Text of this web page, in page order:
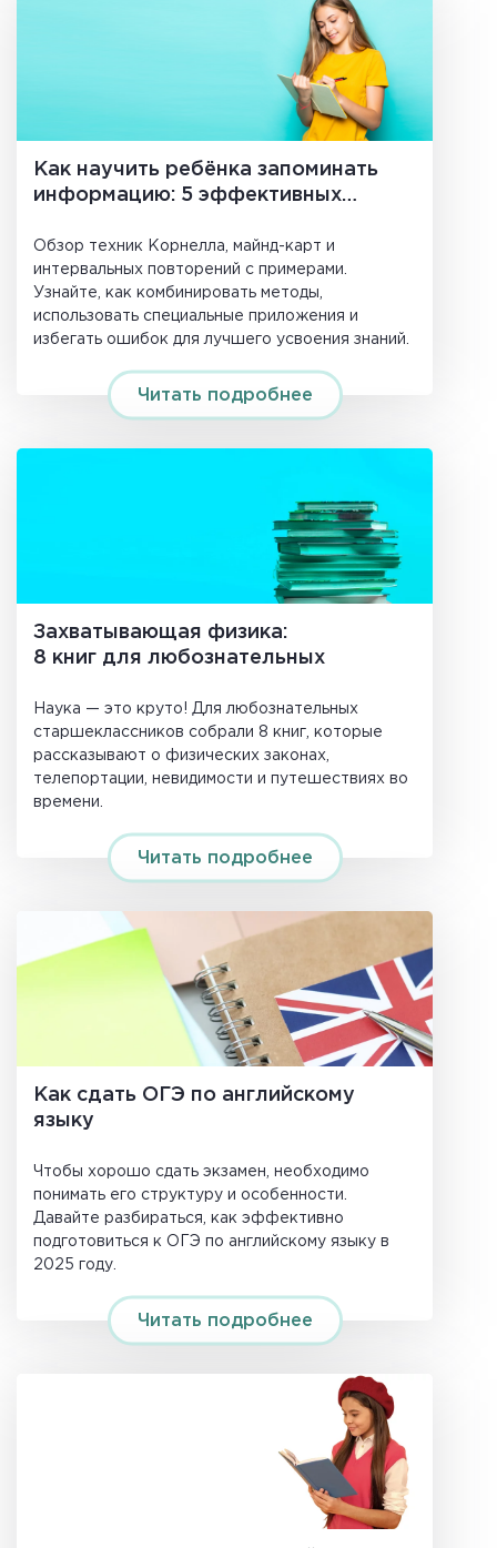
Как научить ребёнка запоминать
информацию: 5 эффективных
Обзор техник Корнелла, майнд-карт и
интервальных повторений с примерами.
Узнайте, как комбинировать методы,
использовать специальные приложения и
избегать ошибок для лучшего усвоения знаний.
Читать подробнее
Захватывающая физика:
8 книг для любознательных
Наука — это круто! Для любознательных
старшеклассников собрали 8 книг, которые
рассказывают о физических законах,
телепортации, невидимости и путешествиях во
времени.
Читать подробнее
Как сдать ОГЭ по английскому
языку
Чтобы хорошо сдать экзамен, необходимо
понимать его структуру и особенности.
Давайте разбираться, как эффективно
подготовиться к ОГЭ по английскому языку в
2025 году.
Читать подробнее